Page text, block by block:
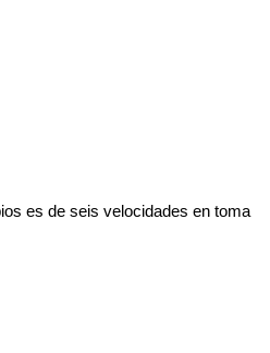
es de seis velocidades en toma